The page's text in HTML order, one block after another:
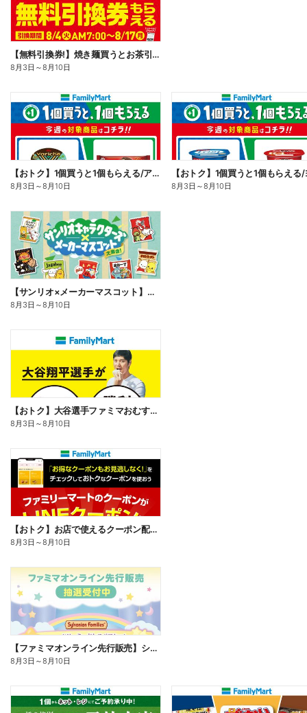
【無料引換券!】焼き麺買うとお茶引換券貰える!
8月3日 ～8月10日
【おトク】1個買うと1個もらえる/アイス
8月3日 ～8月10日 8月3日 ～8月10日
【サンリオ×メーカーマスコット】オリジナルグッズ貰える!
8月3日 ～8月10日
【おトク】大谷選手ファミマおむすび割
8月3日 ～8月10日
【おトク】お店で使えるクーポン配信中
8月3日 ～8月10日
【ファミマオンライン先行販売】シルバニアファミリー
8月3日 ～8月10日